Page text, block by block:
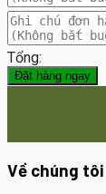
Tổng:
Đặt hàng ngay
Về chúng tôi